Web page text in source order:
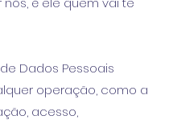
Dados Pessoais
operação, como a
acesso,